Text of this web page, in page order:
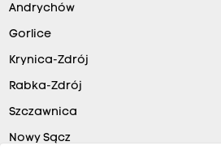
Andrychów
Gorlice
Krynica-Zdrój
Rabka-Zdrój
Szczawnica
Nowy Sącz